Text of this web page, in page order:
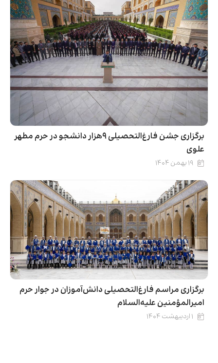
برگزاری جشن فارغ‌التحصیلی ۹هزار دانشجو در حرم مطهر
علوی
۱۹ بهمن ۱۴۰۴
برگزاری مراسم فارغ‌التحصیلی دانش‌آموزان در جوار حرم
امیرالمؤمنین علیه‌السلام
۱ اردیبهشت ۱۴۰۴